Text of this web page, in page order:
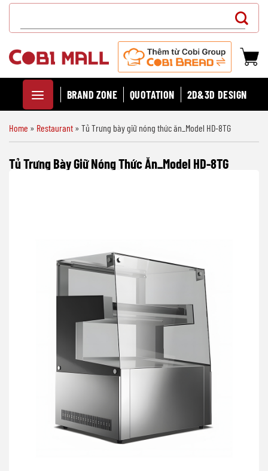
Chuyển
dung
for:
BRAND ZONE QUOTATION 2D&3D DESIGN
Home » Restaurant » Tủ Trưng bày giữ nóng thức ăn_Model HD-8TG
Tủ Trưng Bày Giữ Nóng Thức Ăn_Model HD-8TG